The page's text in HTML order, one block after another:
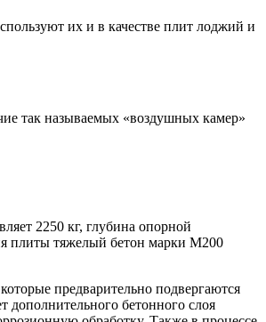
их и в качестве плит лоджий и
так называемых «воздушных камер»
2250 кг, глубина опорной
плиты тяжелый бетон марки М200
предварительно подвергаются
бетонного слоя